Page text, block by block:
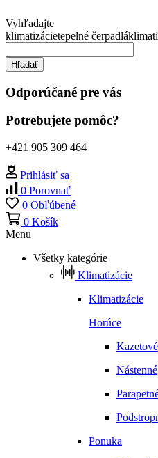
Vyhľadajte
klimatizácietepelné čerpadlá
Hľadať
Odporúčané pre vás
Potrebujete pomôc?
+421 905 309 464
Prihlásiť sa
0 Porovnať
0 Obľúbené
0 Košík
Menu
Všetky kategórie
Klimatizácie
Klimatizácie
Horúce
Kazetové
Nástenné
Ponuka